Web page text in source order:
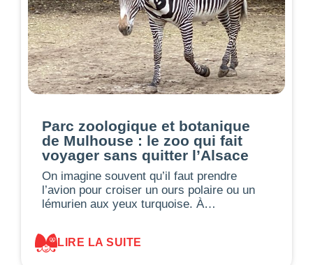
Parc zoologique et botanique
de Mulhouse : le zoo qui fait
voyager sans quitter l’Alsace
On imagine souvent qu’il faut prendre
l’avion pour croiser un ours polaire ou un
lémurien aux yeux turquoise. À…
LIRE LA SUITE